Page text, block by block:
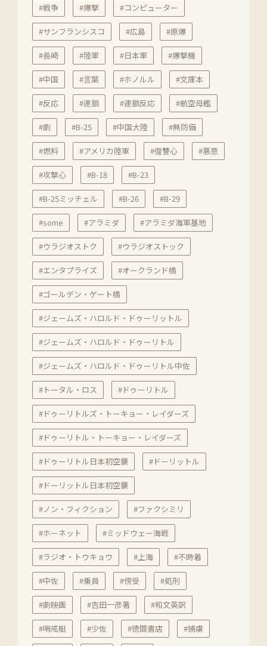
#戦争 #爆撃 #コンピューター
#サンフランシスコ #広島 #原爆
#長崎 #陸軍 #日本軍 #爆撃機
#中国 #言葉 #ホノルル #文庫本
#反応 #連鎖 #連鎖反応 #航空母艦
#劇 #B-25 #中国大陸 #無防備
#燃料 #アメリカ陸軍 #復讐心 #悪意
#攻撃心 #B-18 #B-23
#B-25ミッチェル #B-26 #B-29
#some #アラミダ #アラミダ海軍基地
#ウラジオストク #ウラジオストック
#エンタプライズ #オークランド橋
#ゴールデン・ゲート橋
#ジェームズ・ハロルド・ドゥーリットル
#ジェームズ・ハロルド・ドゥーリトル
#ジェームズ・ハロルド・ドゥーリトル中佐
#トータル・ロス #ドゥーリトル
#ドゥーリトルズ・トーキョー・レイダーズ
#ドゥーリトル・トーキョー・レイダーズ
#ドゥーリトル日本初空襲 #ドーリットル
#ドーリットル日本初空襲
#ノン・フィクション #ファクシミリ
#ホーネット #ミッドウェー海戦
#ラジオ・トウキョウ #上海 #不時着
#中佐 #乗員 #傍受 #処刑
#劇映画 #吉田一彦著 #和文英訳
#哨戒艇 #少佐 #徳間書店 #捕虜